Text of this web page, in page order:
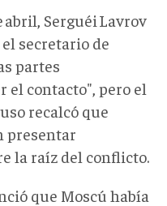
abril, Serguéi Lavrov
secretario de
partes
el contacto", pero el
recalcó que
presentar
la raíz del conflicto.
que Moscú había